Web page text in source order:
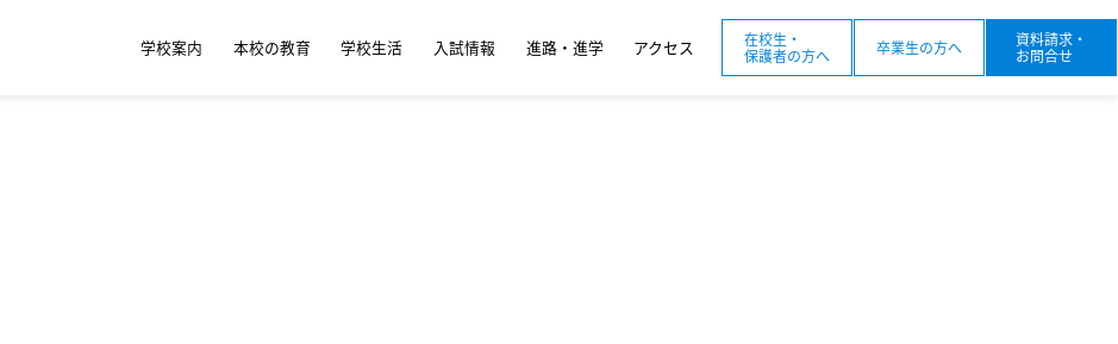
学校案内 本校の教育 学校生活 入試情報 進路・進学 アクセス
在校生・
保護者の方へ
卒業生の方へ
資料請求・
お問合せ